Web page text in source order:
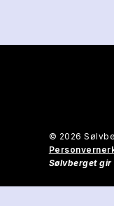
© 2026
Sølvberget